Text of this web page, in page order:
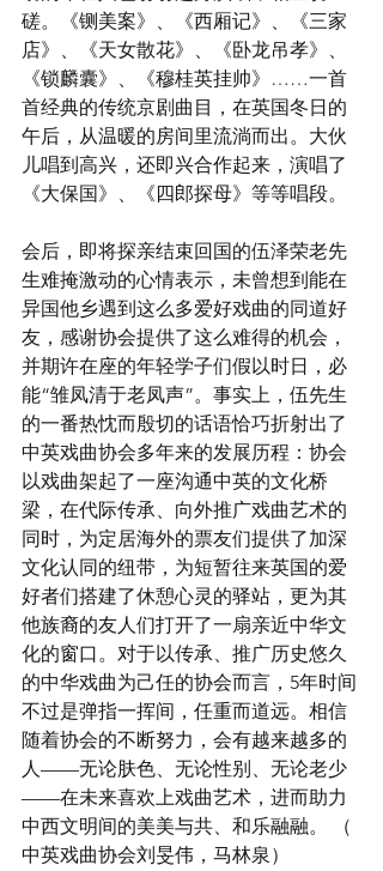
磋。《铡美案》、《西厢记》、《三家
店》、《天女散花》、《卧龙吊孝》、
《锁麟囊》、《穆桂英挂帅》……一首
首经典的传统京剧曲目，在英国冬日的
午后，从温暖的房间里流淌而出。大伙
儿唱到高兴，还即兴合作起来，演唱了
《大保国》、《四郎探母》等等唱段。
会后，即将探亲结束回国的伍泽荣老先
生难掩激动的心情表示，未曾想到能在
异国他乡遇到这么多爱好戏曲的同道好
友，感谢协会提供了这么难得的机会，
并期许在座的年轻学子们假以时日，必
能“雏凤清于老凤声”。事实上，伍先生
的一番热忱而殷切的话语恰巧折射出了
中英戏曲协会多年来的发展历程：协会
以戏曲架起了一座沟通中英的文化桥
梁，在代际传承、向外推广戏曲艺术的
同时，为定居海外的票友们提供了加深
文化认同的纽带，为短暂往来英国的爱
好者们搭建了休憩心灵的驿站，更为其
他族裔的友人们打开了一扇亲近中华文
化的窗口。对于以传承、推广历史悠久
的中华戏曲为己任的协会而言，5年时间
不过是弹指一挥间，任重而道远。相信
随着协会的不断努力，会有越来越多的
人——无论肤色、无论性别、无论老少
——在未来喜欢上戏曲艺术，进而助力
中西文明间的美美与共、和乐融融。 （
中英戏曲协会刘旻伟，马林泉）